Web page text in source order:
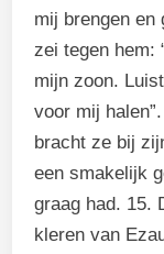
mij brengen en
zei tegen hem:
mijn zoon.
voor mij
bracht ze bij
een smakelijk
graag had. 15.
kleren van